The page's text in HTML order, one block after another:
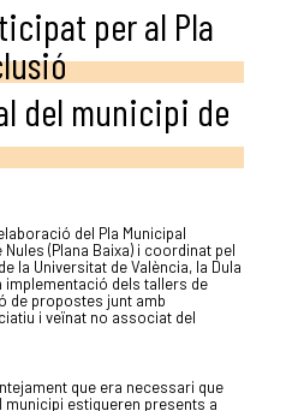
per al Pla
del municipi de
del Pla Municipal
(Plana Baixa) i coordinat pel
la Universitat de València, la Dula
implementació dels tallers de
de propostes junt amb
i veïnat no associat del
que era necessari que
estigueren presents a